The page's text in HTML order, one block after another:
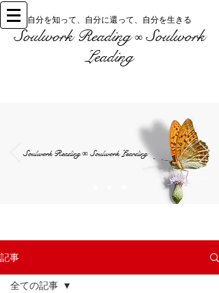
自分を知って、自分に還って、自分を生きる
Soulwork Reading∞Soulwork
Leading
Soulwork Reading∞ Soulwork Learding
記事
全ての記事